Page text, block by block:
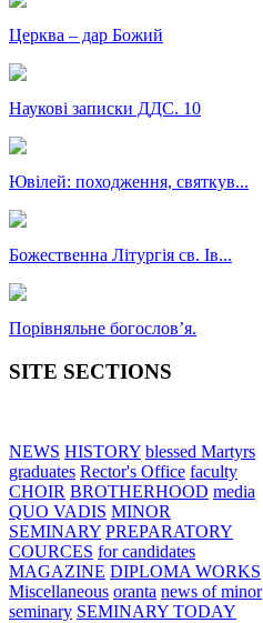
Церква – дар Божий
Наукові записки ДДС. 10
Ювілей: походження, святкув...
Божественна Літургія св. Ів...
Порівняльне богословʼя.
SITE SECTIONS
NEWS HISTORY blessed Martyrs
graduates Rector's Office faculty
CHOIR BROTHERHOOD media
QUO VADIS MINOR
SEMINARY PREPARATORY
COURCES for candidates
MAGAZINE DIPLOMA WORKS
Miscellaneous oranta news of minor
seminary SEMINARY TODAY